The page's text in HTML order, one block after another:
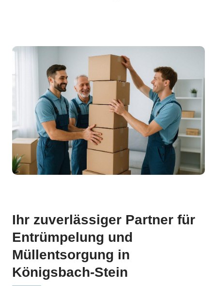
Ihr zuverlässiger Partner für
Entrümpelung und
Müllentsorgung in
Königsbach-Stein